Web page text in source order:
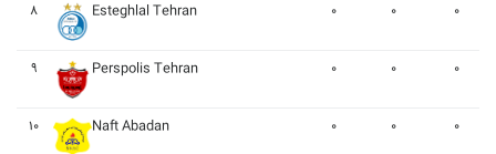
۸ Esteghlal Tehran ۰ ۰ ۰
۹ Perspolis Tehran ۰ ۰ ۰
۱۰ Naft Abadan ۰ ۰ ۰